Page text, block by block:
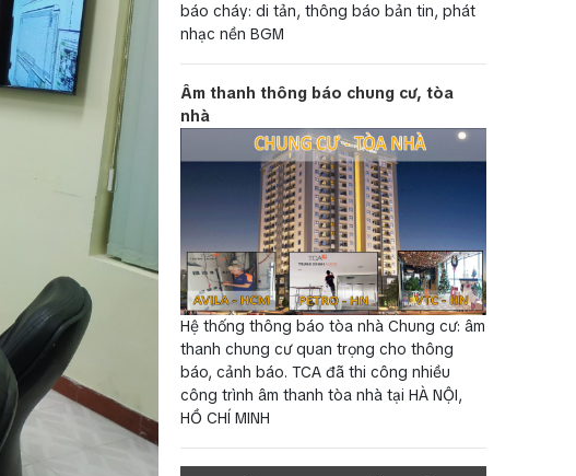
báo cháy: di tản, thông báo bản tin, phát
nhạc nền BGM
Âm thanh thông báo chung cư, tòa
nhà
Hệ thống thông báo tòa nhà Chung cư: âm
thanh chung cư quan trọng cho thông
báo, cảnh báo. TCA đã thi công nhiều
công trình âm thanh tòa nhà tại HÀ NỘI,
HỒ CHÍ MINH